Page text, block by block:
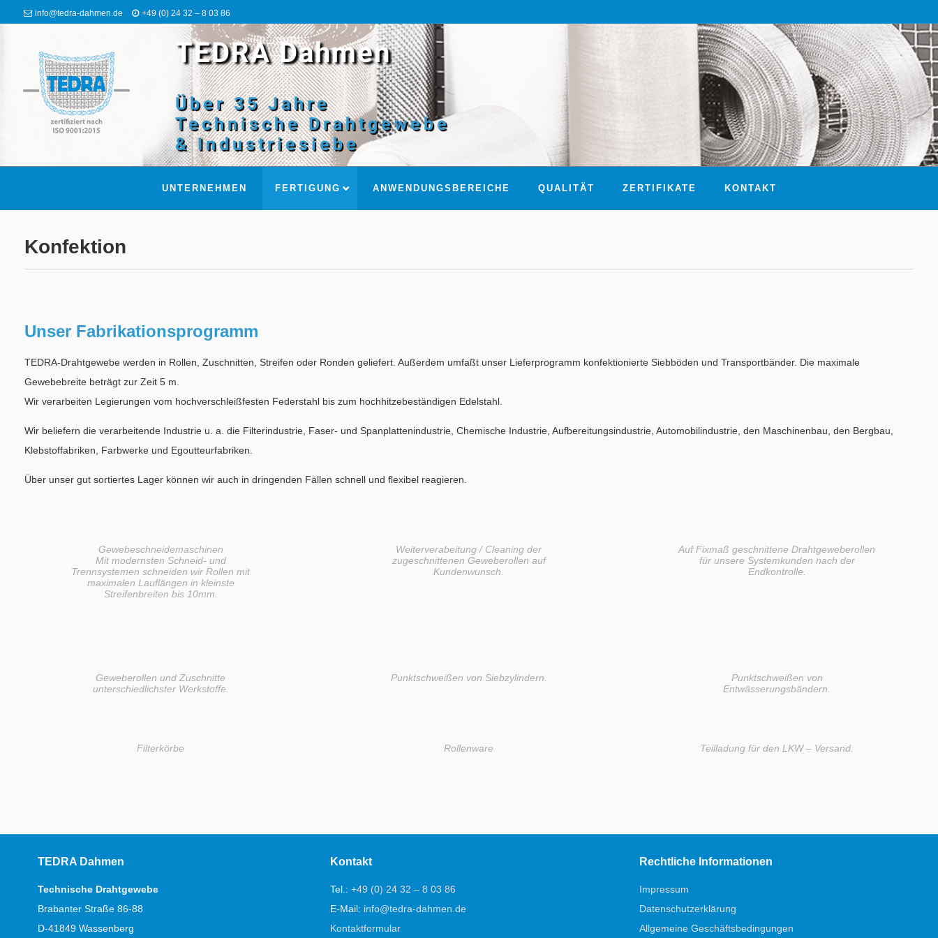
info@tedra-dahmen.de +49 (0) 24 32 – 8 03 86
TEDRA Dahmen
Über 35 Jahre
Technische Drahtgewebe
& Industriesiebe
UNTERNEHMEN FERTIGUNG ANWENDUNGSBEREICHE QUALITÄT ZERTIFIKATE KONTAKT
Konfektion
Unser Fabrikationsprogramm
TEDRA-Drahtgewebe werden in Rollen, Zuschnitten, Streifen oder Ronden geliefert. Außerdem umfaßt unser Lieferprogramm konfektionierte Siebböden und Transportbänder. Die maximale
Gewebebreite beträgt zur Zeit 5 m.
Wir verarbeiten Legierungen vom hochverschleißfesten Federstahl bis zum hochhitzebeständigen Edelstahl.
Wir beliefern die verarbeitende Industrie u. a. die Filterindustrie, Faser- und Spanplattenindustrie, Chemische Industrie, Aufbereitungsindustrie, Automobilindustrie, den Maschinenbau, den Bergbau,
Klebstoffabriken, Farbwerke und Egoutteurfabriken.
Über unser gut sortiertes Lager können wir auch in dringenden Fällen schnell und flexibel reagieren.
Gewebeschneidemaschinen
Mit modernsten Schneid- und
Trennsystemen schneiden wir Rollen mit
maximalen Lauflängen in kleinste
Streifenbreiten bis 10mm.
Weiterverabeitung / Cleaning der
zugeschnittenen Geweberollen auf
Kundenwunsch.
Auf Fixmaß geschnittene Drahtgeweberollen
für unsere Systemkunden nach der
Endkontrolle.
Geweberollen und Zuschnitte
unterschiedlichster Werkstoffe.
Punktschweißen von Siebzylindern.
Punktschweißen von
Entwässerungsbändern.
Filterkörbe Rollenware Teilladung für den LKW – Versand.
TEDRA Dahmen
Technische Drahtgewebe
Brabanter Straße 86-88
D-41849 Wassenberg
Kontakt
Tel.:+49 (0) 24 32 – 8 03 86
E-Mail: info@tedra-dahmen.de
Kontaktformular
Rechtliche Informationen
Impressum
Datenschutzerklärung
Allgemeine Geschäftsbedingungen